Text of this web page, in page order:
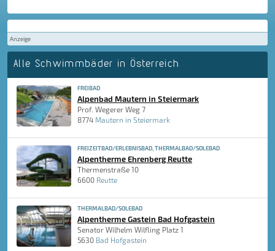
Anzeige
Alle Schwimmbäder in Österreich
FREIBAD
Alpenbad Mautern in Steiermark
Prof. Wegerer Weg 7
8774 Mautern in Steiermark
FREIZEITBAD/ERLEBNISBAD, THERMALBAD/SOLEBAD
Alpentherme Ehrenberg Reutte
Thermenstraße 10
6600 Reutte
THERMALBAD/SOLEBAD
Alpentherme Gastein Bad Hofgastein
Senator Wilhelm Wilfling Platz 1
5630 Bad Hofgastein